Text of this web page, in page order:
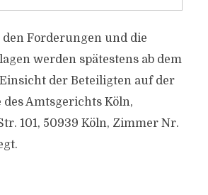
den Forderungen und die
werden spätestens ab dem
Einsicht der Beteiligten auf der
des Amtsgerichts Köln,
101, 50939 Köln, Zimmer Nr.